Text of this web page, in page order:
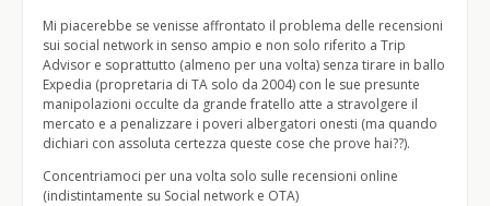
Mi piacerebbe se venisse affrontato il problema delle recensioni
sui social network in senso ampio e non solo riferito a Trip
Advisor e soprattutto (almeno per una volta) senza tirare in ballo
Expedia (propretaria di TA solo da 2004) con le sue presunte
manipolazioni occulte da grande fratello atte a stravolgere il
mercato e a penalizzare i poveri albergatori onesti (ma quando
dichiari con assoluta certezza queste cose che prove hai??).
Concentriamoci per una volta solo sulle recensioni online
(indistintamente su Social network e OTA)